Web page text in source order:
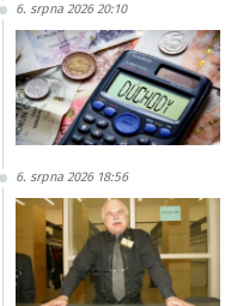
6. srpna 2026 20:10
6. srpna 2026 18:56